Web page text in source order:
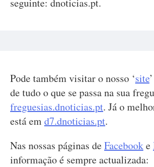
seguinte: dnoticias.pt.
Pode também visitar o nosso ‘site
de tudo o que se passa na sua
freguesias.dnoticias.pt. Já o
está emd7.dnoticias.pt.
Nas nossas páginas deFacebooke
informação é sempre actualizada: